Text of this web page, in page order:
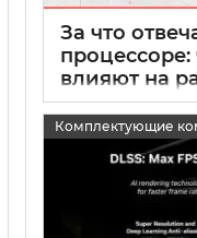
За что
процессоре:
влияют на
Комплектующие